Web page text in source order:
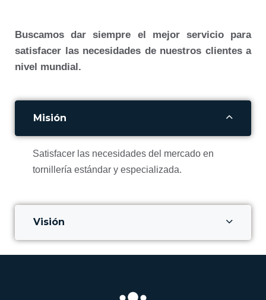
Buscamos dar siempre el mejor servicio para
satisfacer las necesidades de nuestros clientes a
nivel mundial.
Misión
Satisfacer las necesidades del mercado en
tornillería estándar y especializada.
Visión